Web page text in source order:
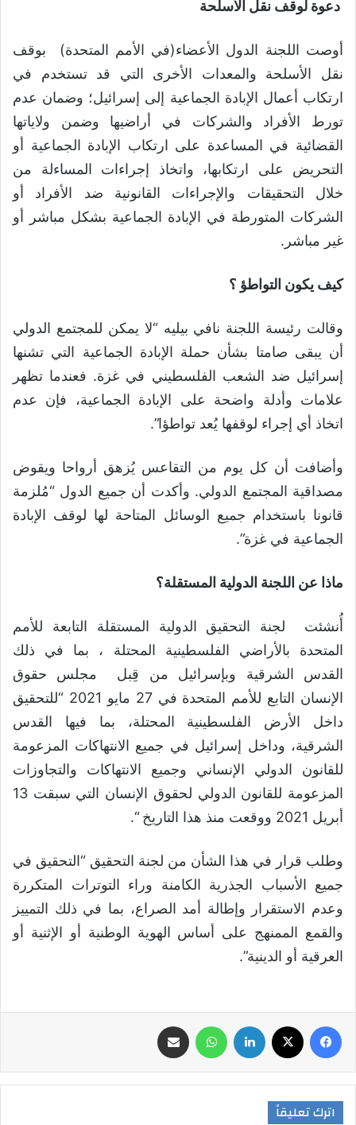
دعوة لوقف نقل الأسلحة
أوصت اللجنة الدول الأعضاء(في الأمم المتحدة) بوقف
نقل الأسلحة والمعدات الأخرى التي قد تستخدم في
ارتكاب أعمال الإبادة الجماعية إلى إسرائيل؛ وضمان عدم
تورط الأفراد والشركات في أراضيها وضمن ولاياتها
القضائية في المساعدة على ارتكاب الإبادة الجماعية أو
التحريض على ارتكابها، واتخاذ إجراءات المساءلة من
خلال التحقيقات والإجراءات القانونية ضد الأفراد أو
الشركات المتورطة في الإبادة الجماعية بشكل مباشر أو
غير مباشر.
كيف يكون التواطؤ ؟
وقالت رئيسة اللجنة نافي بيليه “لا يمكن للمجتمع الدولي
أن يبقى صامتا بشأن حملة الإبادة الجماعية التي تشنها
إسرائيل ضد الشعب الفلسطيني في غزة. فعندما تظهر
علامات وأدلة واضحة على الإبادة الجماعية، فإن عدم
اتخاذ أي إجراء لوقفها يُعد تواطؤا”.
وأضافت أن كل يوم من التقاعس يُزهق أرواحا ويقوض
مصداقية المجتمع الدولي. وأكدت أن جميع الدول “مُلزمة
قانونا باستخدام جميع الوسائل المتاحة لها لوقف الإبادة
الجماعية في غزة”.
ماذا عن اللجنة الدولية المستقلة؟
أُنشئت لجنة التحقيق الدولية المستقلة التابعة للأمم
المتحدة بالأراضي الفلسطينية المحتلة ، بما في ذلك
القدس الشرقية وبإسرائيل من قِبل مجلس حقوق
الإنسان التابع للأمم المتحدة في 27 مايو 2021 “للتحقيق
داخل الأرض الفلسطينية المحتلة، بما فيها القدس
الشرقية، وداخل إسرائيل في جميع الانتهاكات المزعومة
للقانون الدولي الإنساني وجميع الانتهاكات والتجاوزات
المزعومة للقانون الدولي لحقوق الإنسان التي سبقت 13
أبريل 2021 ووقعت منذ هذا التاريخ “.
وطلب قرار في هذا الشأن من لجنة التحقيق “التحقيق في
جميع الأسباب الجذرية الكامنة وراء التوترات المتكررة
وعدم الاستقرار وإطالة أمد الصراع، بما في ذلك التمييز
والقمع الممنهج على أساس الهوية الوطنية أو الإثنية أو
العرقية أو الدينية”.
اترك تعليقاً